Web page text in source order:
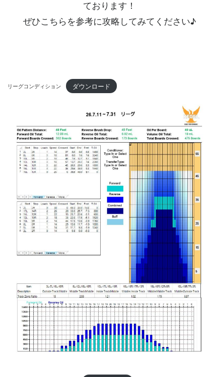
ております！
ぜひこちらを参考に攻略してみてください♪
リーグコンディション ダウンロード